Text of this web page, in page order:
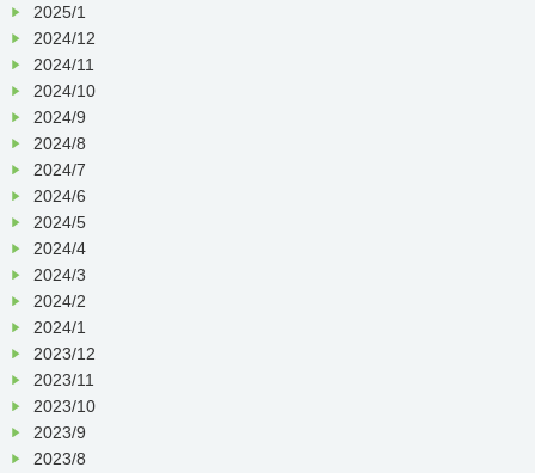
2025/1
2024/12
2024/11
2024/10
2024/9
2024/8
2024/7
2024/6
2024/5
2024/4
2024/3
2024/2
2024/1
2023/12
2023/11
2023/10
2023/9
2023/8